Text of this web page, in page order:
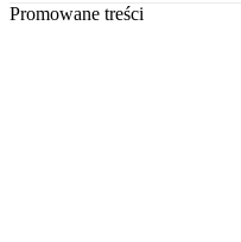
Promowane treści